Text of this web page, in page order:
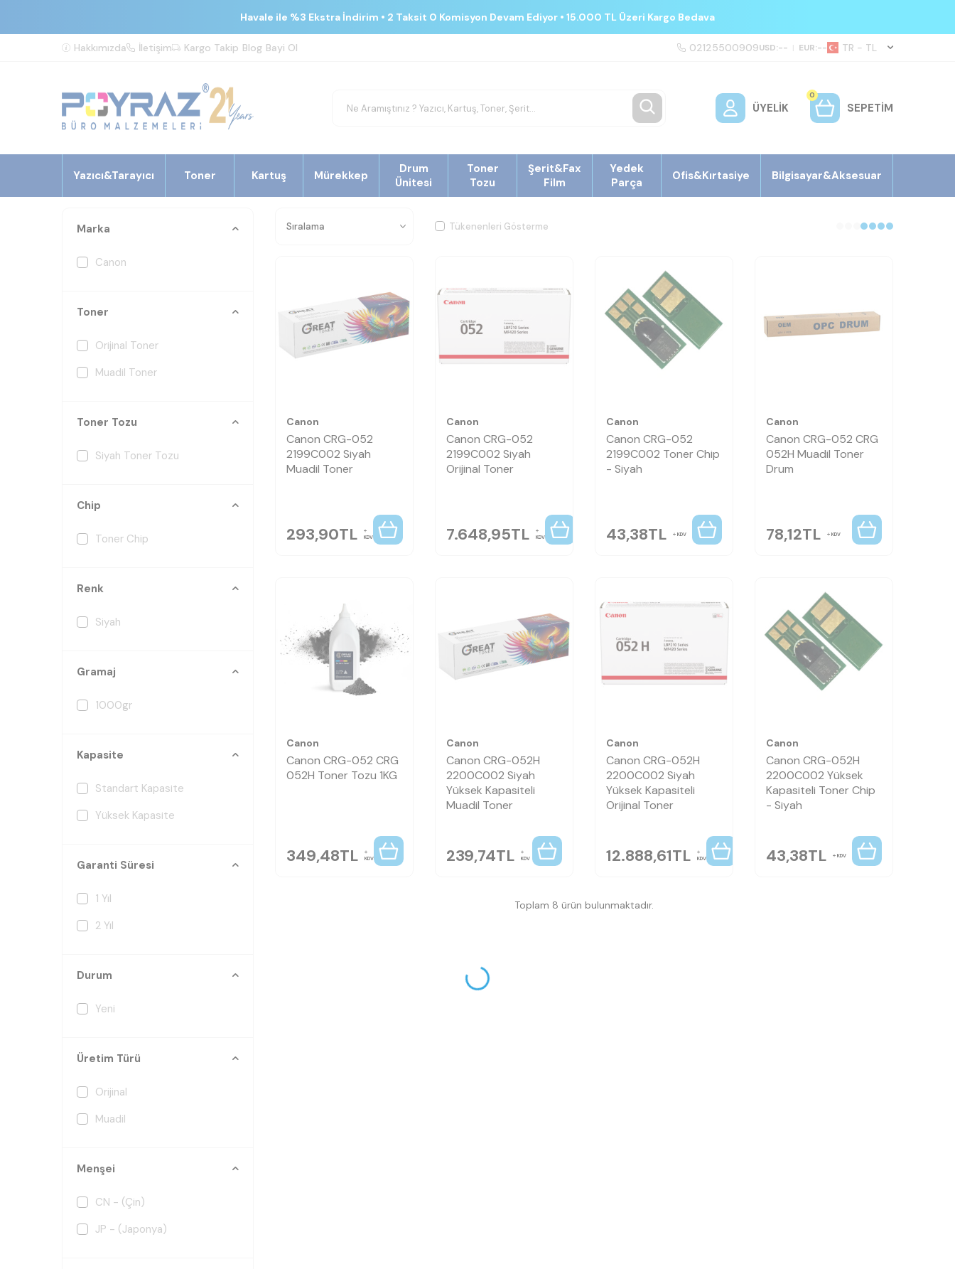
Havale ile %3 Ekstra İndirim • 2 Taksit 0 Komisyon Devam Ediyor • 15.000 TL Üzeri Kargo Bedava
Hakkımızda İletişim Kargo Takip Blog Bayi Ol 02125500909USD:-- | EUR:-- TR − TL
ÜYELIK
0
SEPETIM
Yazıcı&Tarayıcı Toner Kartuş Mürekkep
Drum
Ünitesi
Toner
Tozu
Şerit&Fax
Film
Yedek
Parça
Ofis&Kırtasiye Bilgisayar&Aksesuar
Marka
Canon
Toner
Orijinal Toner
Muadil Toner
Toner Tozu
Siyah Toner Tozu
Chip
Toner Chip
Renk
Siyah
Gramaj
1000gr
Kapasite
Standart Kapasite
Yüksek Kapasite
Garanti Süresi
1 Yıl
2 Yıl
Durum
Yeni
Üretim Türü
Orijinal
Muadil
Menşei
CN - (Çin)
JP - (Japonya)
Tükenenleri Gösterme
Canon
Canon CRG-052
2199C002 Siyah
Muadil Toner
293,90TL KDV
Canon
Canon CRG-052
2199C002 Siyah
Orijinal Toner
7.648,95TL KDV
Canon
Canon CRG-052
2199C002 Toner Chip
- Siyah
43,38TL KDV
Canon
Canon CRG-052 CRG
052H Muadil Toner
Drum
78,12TL KDV
Canon
Canon CRG-052 CRG
052H Toner Tozu 1KG
349,48TL KDV
Canon
Canon CRG-052H
2200C002 Siyah
Yüksek Kapasiteli
Muadil Toner
239,74TL KDV
Canon
Canon CRG-052H
2200C002 Siyah
Yüksek Kapasiteli
Orijinal Toner
12.888,61TL KDV
Canon
Canon CRG-052H
2200C002 Yüksek
Kapasiteli Toner Chip
- Siyah
43,38TL KDV
Toplam 8 ürün bulunmaktadır.